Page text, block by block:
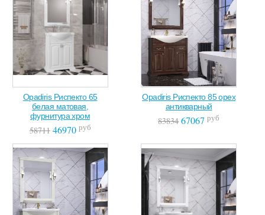
Opadiris Риспекто 65
белая матовая,
фурнитура хром
5871146970 руб
Opadiris Риспекто 85 орех
антикварный
83834 67067 руб